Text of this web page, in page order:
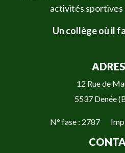
activités
Un collège où il
12 Rue de
5537 Denée
N° fase : 2787